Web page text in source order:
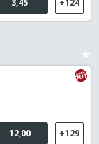
3,45 +124
12,00 +129